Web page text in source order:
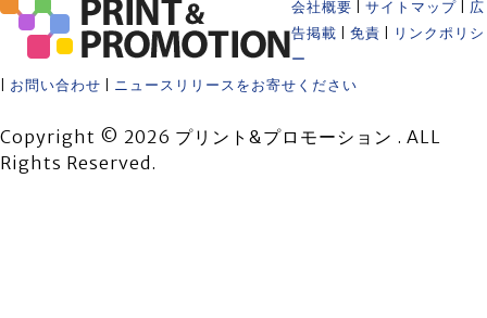
会社概要 サイトマップ
広
告掲載
免責
リンクポリシ
ー
お問い合わせ ニュースリリースをお寄せください
Copyright © 2026 プリント&プロモーション . ALL
Rights Reserved.